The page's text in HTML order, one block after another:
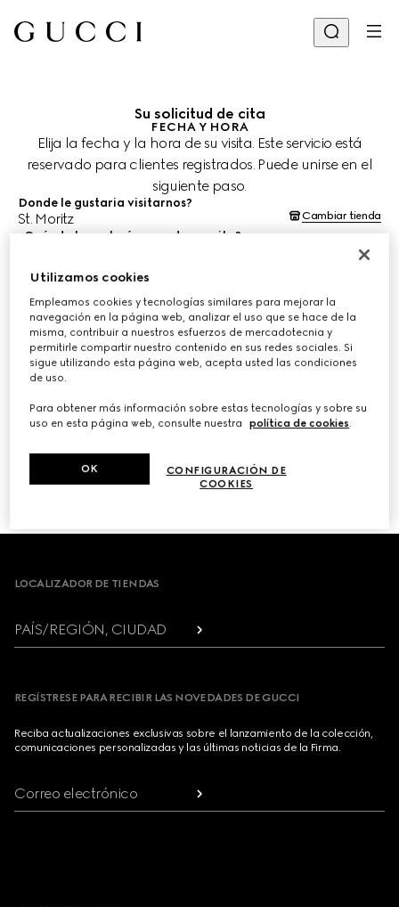
Su solicitud de cita
FECHA Y HORA
Elija la fecha y la hora de su visita. Este servicio está
reservado para clientes registrados. Puede unirse en el
siguiente paso.
Donde le gustaria visitarnos?
St. Moritz Cambiar tienda
¿Cuándo le gustaría agendar su cita?
Las fechas y horas se muestran en la hora local de la tienda (CEST)
8 ago. 2026
ELIJA EL HORARIO*
Footer
LOCALIZADOR DE TIENDAS
PAÍS/REGIÓN, CIUDAD
REGÍSTRESE PARA RECIBIR LAS NOVEDADES DE GUCCI
Reciba actualizaciones exclusivas sobre el lanzamiento de la colección,
comunicaciones personalizadas y las últimas noticias de la Firma.
Correo electrónico
Utilizamos cookies
Empleamos cookies y tecnologías similares para mejorar la
navegación en la página web, analizar el uso que se hace de la
misma, contribuir a nuestros esfuerzos de mercadotecnia y
permitirle compartir nuestro contenido en sus redes sociales. Si
sigue utilizando esta página web, acepta usted las condiciones
de uso.
Para obtener más información sobre estas tecnologías y sobre su
uso en esta página web, consulte nuestra
política de cookies.
CONFIGURACIÓN DE
COOKIES
OK